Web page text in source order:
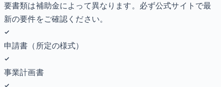
要書類は補助金によって異なります。必ず公式サイトで最
新の要件をご確認ください。
申請書（所定の様式）
事業計画書